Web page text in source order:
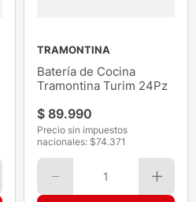
TRAMONTINA
Batería de Cocina
Tramontina Turim 24Pz
$ 89.990
Precio sin impuestos
nacionales: $74.371
1